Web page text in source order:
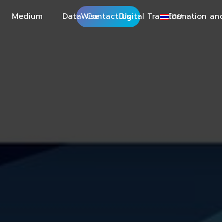
Medium DataWise Digital Transformation
Contact Us ไทย